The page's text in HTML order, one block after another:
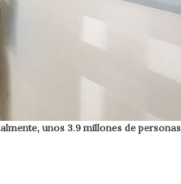
unos 3.9 millones de